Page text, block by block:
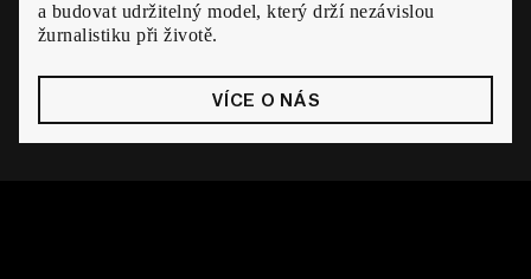
a budovat udržitelný model, který drží nezávislou
žurnalistiku při životě.
VÍCE O NÁS